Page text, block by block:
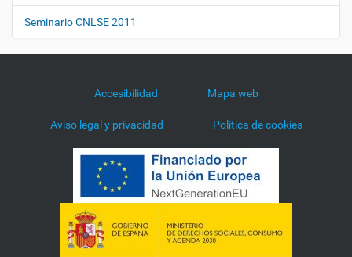
Seminario CNLSE 2011
Accesibilidad Mapa web
Aviso legal y privacidad Política de cookies